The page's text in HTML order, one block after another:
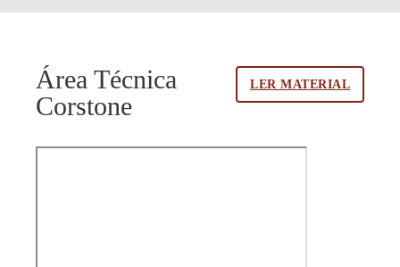
Área Técnica
Corstone
LER MATERIAL